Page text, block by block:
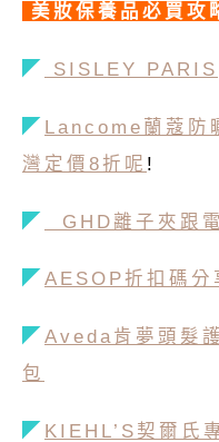
美妝保養品必買攻
◤ SISLEY PARIS
◤ Lancome蘭蔻防
灣定價8折呢 !
◤ GHD離子夾跟
◤ AESOP折扣碼分
◤ Aveda肯夢頭髮
包
◤ KIEHL’S契爾氏